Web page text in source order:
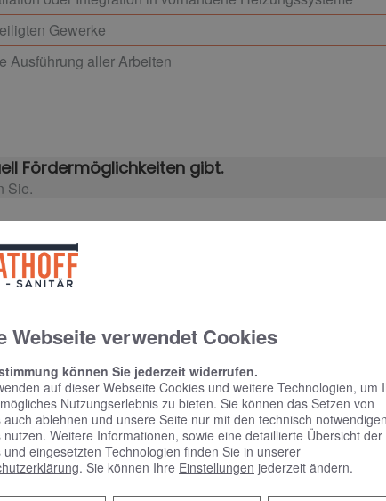
Gewerke
Ausführung aller Arbeiten
Fördermöglichkeiten gibt.
Sie.
Termine anfragen!
Webseite verwendet Cookies
können Sie jederzeit widerrufen.
auf dieser Webseite Cookies und weitere Technologien, um
Nutzungserlebnis zu bieten. Sie können das Setzen von
auch ablehnen und unsere Seite nur mit den technisch notwendigen
nutzen. Weitere Informationen, sowie eine detaillierte Übersicht der
und eingesetzten Technologien finden Sie in unserer
. Sie können Ihre Einstellungen jederzeit ändern.